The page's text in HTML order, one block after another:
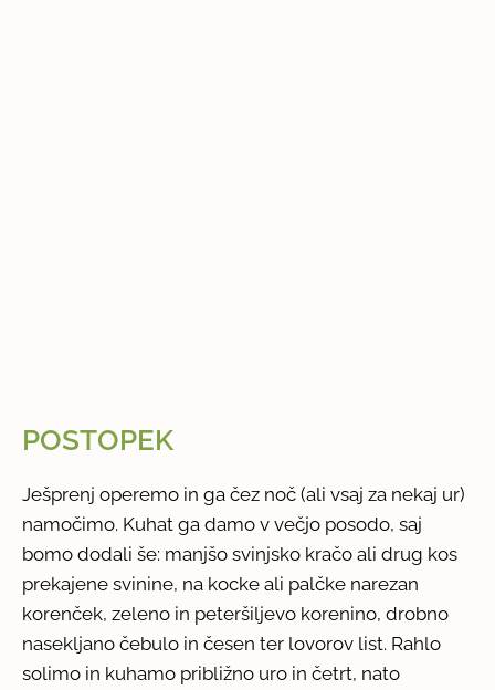
POSTOPEK
Ješprenj operemo in ga čez noč (ali vsaj za nekaj ur)
namočimo. Kuhat ga damo v večjo posodo, saj
bomo dodali še: manjšo svinjsko kračo ali drug kos
prekajene svinine, na kocke ali palčke narezan
korenček, zeleno in peteršiljevo korenino, drobno
nasekljano čebulo in česen ter lovorov list. Rahlo
solimo in kuhamo približno uro in četrt, nato